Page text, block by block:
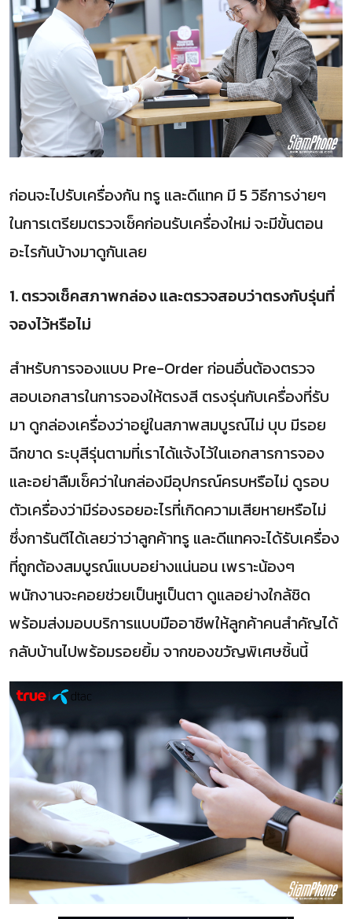
ก่อนจะไปรับเครื่องกัน ทรู และดีแทค มี 5 วิธีการง่ายๆ
ในการเตรียมตรวจเช็คก่อนรับเครื่องใหม่ จะมีขั้นตอน
อะไรกันบ้างมาดูกันเลย
1. ตรวจเช็คสภาพกล่อง และตรวจสอบว่าตรงกับรุ่นที่
จองไว้หรือไม่
สำหรับการจองแบบ Pre-Order ก่อนอื่นต้องตรวจ
สอบเอกสารในการจองให้ตรงสี ตรงรุ่นกับเครื่องที่รับ
มา ดูกล่องเครื่องว่าอยู่ในสภาพสมบูรณ์ไม่ บุบ มีรอย
ฉีกขาด ระบุสีรุ่นตามที่เราได้แจ้งไว้ในเอกสารการจอง
และอย่าลืมเช็คว่าในกล่องมีอุปกรณ์ครบหรือไม่ ดูรอบ
ตัวเครื่องว่ามีร่องรอยอะไรที่เกิดความเสียหายหรือไม่
ซึ่งการันตีได้เลยว่าว่าลูกค้าทรู และดีแทคจะได้รับเครื่อง
ที่ถูกต้องสมบูรณ์แบบอย่างแน่นอน เพราะน้องๆ
พนักงานจะคอยช่วยเป็นหูเป็นตา ดูแลอย่างใกล้ชิด
พร้อมส่งมอบบริการแบบมืออาชีพให้ลูกค้าคนสำคัญได้
กลับบ้านไปพร้อมรอยยิ้ม จากของขวัญพิเศษชิ้นนี้